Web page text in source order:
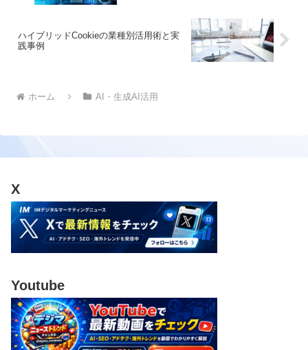
ハイブリッドCookieの業種別活用術と実
践事例
ホーム AI・生成AI活用
X
Youtube